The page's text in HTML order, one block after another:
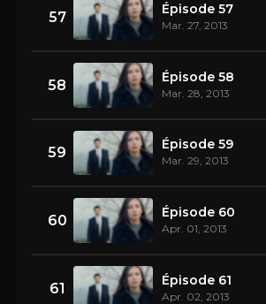
57 Épisode 57
Mar. 27, 2013
58 Épisode 58
Mar. 28, 2013
59 Épisode 59
Mar. 29, 2013
60 Épisode 60
Apr. 01, 2013
61 Épisode 61
Apr. 02, 2013